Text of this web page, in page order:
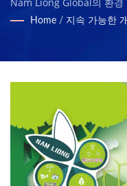
1972년부터
료 제조업
Home / 지속 가능한